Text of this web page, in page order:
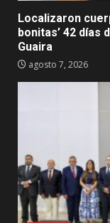
Localizaron
bonitas’ 42
Guaira
agosto 7, 2026